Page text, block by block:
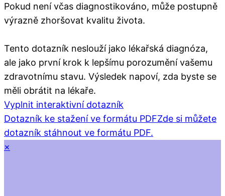
Pokud není včas diagnostikováno, může postupně
výrazně zhoršovat kvalitu života.
Tento dotazník neslouží jako lékařská diagnóza,
ale jako první krok k lepšímu porozumění vašemu
zdravotnímu stavu. Výsledek napoví, zda byste se
měli obrátit na lékaře.
Vyplnit interaktivní dotazník
Dotazník ke stažení ve formátu PDFZde si můžete
dotazník stáhnout ve formátu PDF.
×